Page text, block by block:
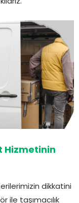
Hizmetinin
dikkatini
ile taşımacılık